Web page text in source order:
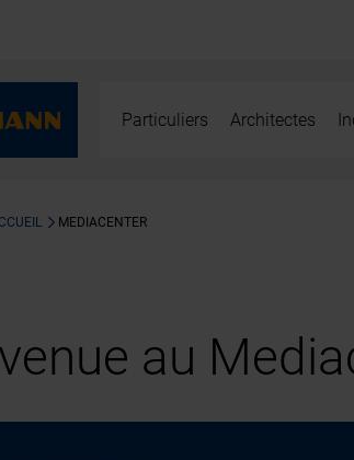
Particuliers Architectes
MEDIACENTER
au